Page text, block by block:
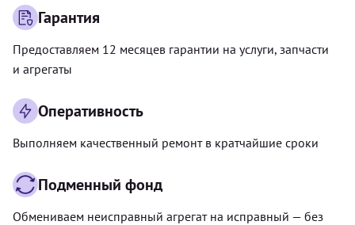
Гарантия
Предоставляем 12 месяцев гарантии на услуги, запчасти
и агрегаты
Оперативность
Выполняем качественный ремонт в кратчайшие сроки
Подменный фонд
Обмениваем неисправный агрегат на исправный — без